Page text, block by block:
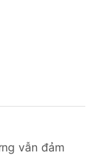
vẫn đảm